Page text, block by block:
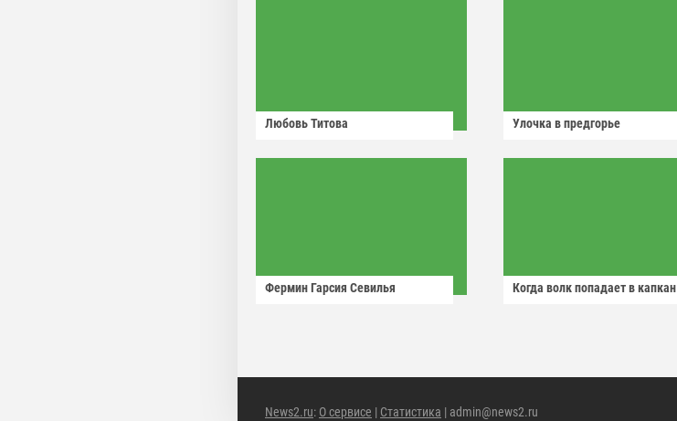
Любовь Титова Улочка в предгорье
Фермин Гарсия Севилья Когда волк попадает в капкан
News2.ru: О сервисе | Статистика | admin@news2.ru